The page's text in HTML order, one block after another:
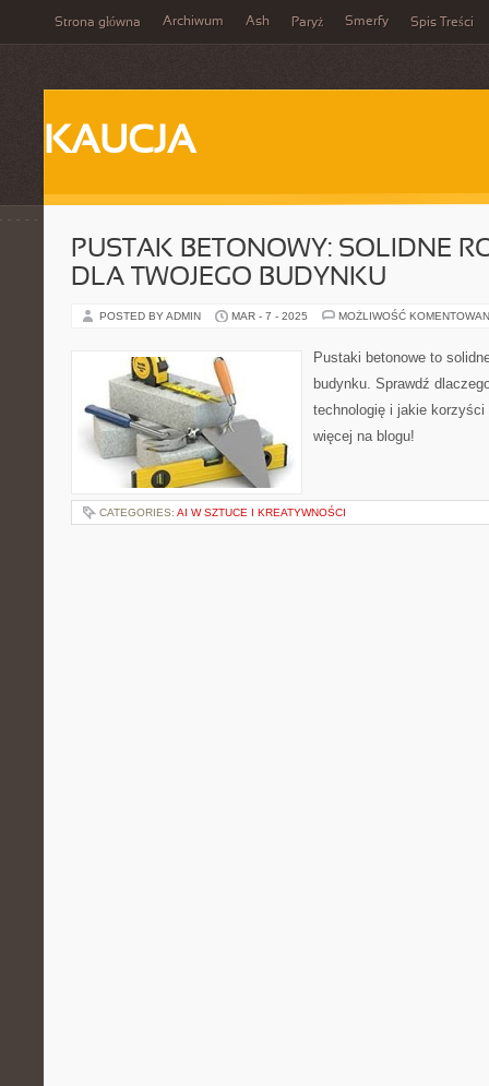
Strona główna Archiwum Ash Paryż Smerfy Spis Treści
KAUCJA
PUSTAK BETONOWY: SOLIDNE
DLA TWOJEGO BUDYNKU
POSTED BY ADMIN MAR - 7 - 2025 MOŻLIWOŚĆ
Pustaki betonowe to
budynku. Sprawdź
technologię i jakie
więcej na blogu!
CATEGORIES: AI W SZTUCE I KREATYWNOŚCI